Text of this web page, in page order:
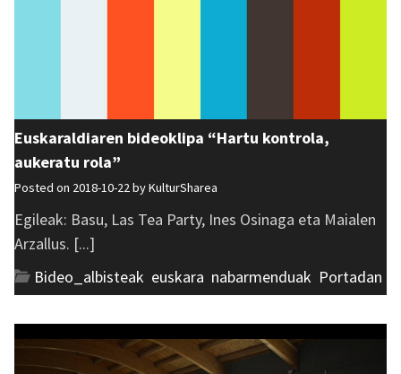
Euskaraldiaren bideoklipa “Hartu kontrola,
aukeratu rola”
Posted on 2018-10-22 byKulturSharea
Egileak: Basu, Las Tea Party, Ines Osinaga eta Maialen
Arzallus. [...]
Bideo_albisteak euskara nabarmenduak Portadan